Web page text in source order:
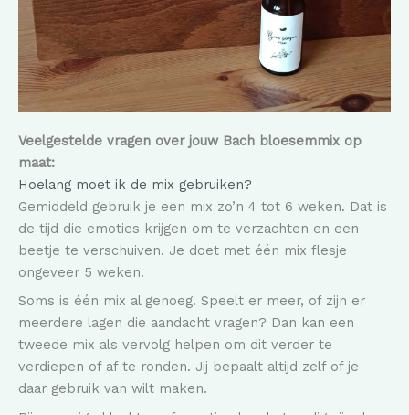
Veelgestelde vragen over jouw Bach bloesemmix op
maat:
Hoelang moet ik de mix gebruiken?
Gemiddeld gebruik je een mix zo’n 4 tot 6 weken. Dat is
de tijd die emoties krijgen om te verzachten en een
beetje te verschuiven. Je doet met één mix flesje
ongeveer 5 weken.
Soms is één mix al genoeg. Speelt er meer, of zijn er
meerdere lagen die aandacht vragen? Dan kan een
tweede mix als vervolg helpen om dit verder te
verdiepen of af te ronden. Jij bepaalt altijd zelf of je
daar gebruik van wilt maken.